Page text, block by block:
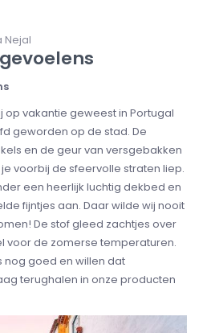
Nejal
op vakantie geweest in Portugal
geworden op de stad. De
en de geur van versgebakken
voorbij de sfeervolle straten liep.
een heerlijk luchtig dekbed en
fijntjes aan. Daar wilde wij nooit
De stof gleed zachtjes over
voor de zomerse temperaturen.
nog goed en willen dat
terughalen in onze producten